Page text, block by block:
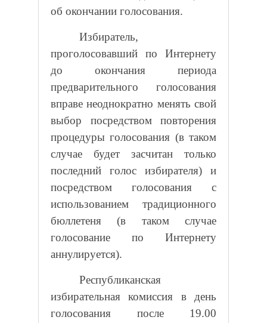
об окончании голосования.
Избиратель,
проголосовавший по Интернету
до окончания периода
предварительного голосования
вправе неоднократно менять свой
выбор посредством повторения
процедуры голосования (в таком
случае будет засчитан только
последний голос избирателя) и
посредством голосования с
использованием традиционного
бюллетеня (в таком случае
голосование по Интернету
аннулируется).
Республиканская
избирательная комиссия в день
голосования после 19.00